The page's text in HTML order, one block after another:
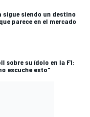
sigue siendo un destino
parece en el mercado
sobre su ídolo en la F1:
escuche esto"